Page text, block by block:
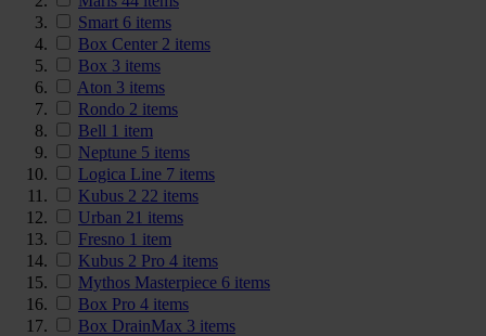
Smart 6 items
Box Center 2 items
Box 3 items
Aton 3 items
Rondo 2 items
Bell 1 item
Neptune 5 items
Logica Line 7 items
Kubus 2 22 items
Urban 21 items
Fresno 1 item
Kubus 2 Pro 4 items
Mythos Masterpiece 6 items
Box Pro 4 items
Box DrainMax 3 items